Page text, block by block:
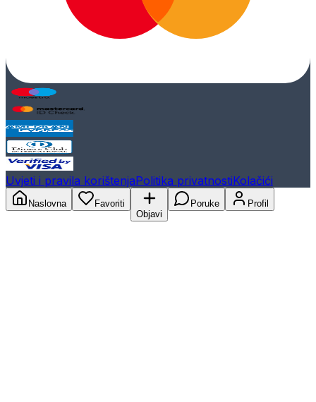
Uvjeti i pravila korištenjaPolitika privatnostiKolačići
Naslovna
Favoriti
Objavi
Poruke Profil